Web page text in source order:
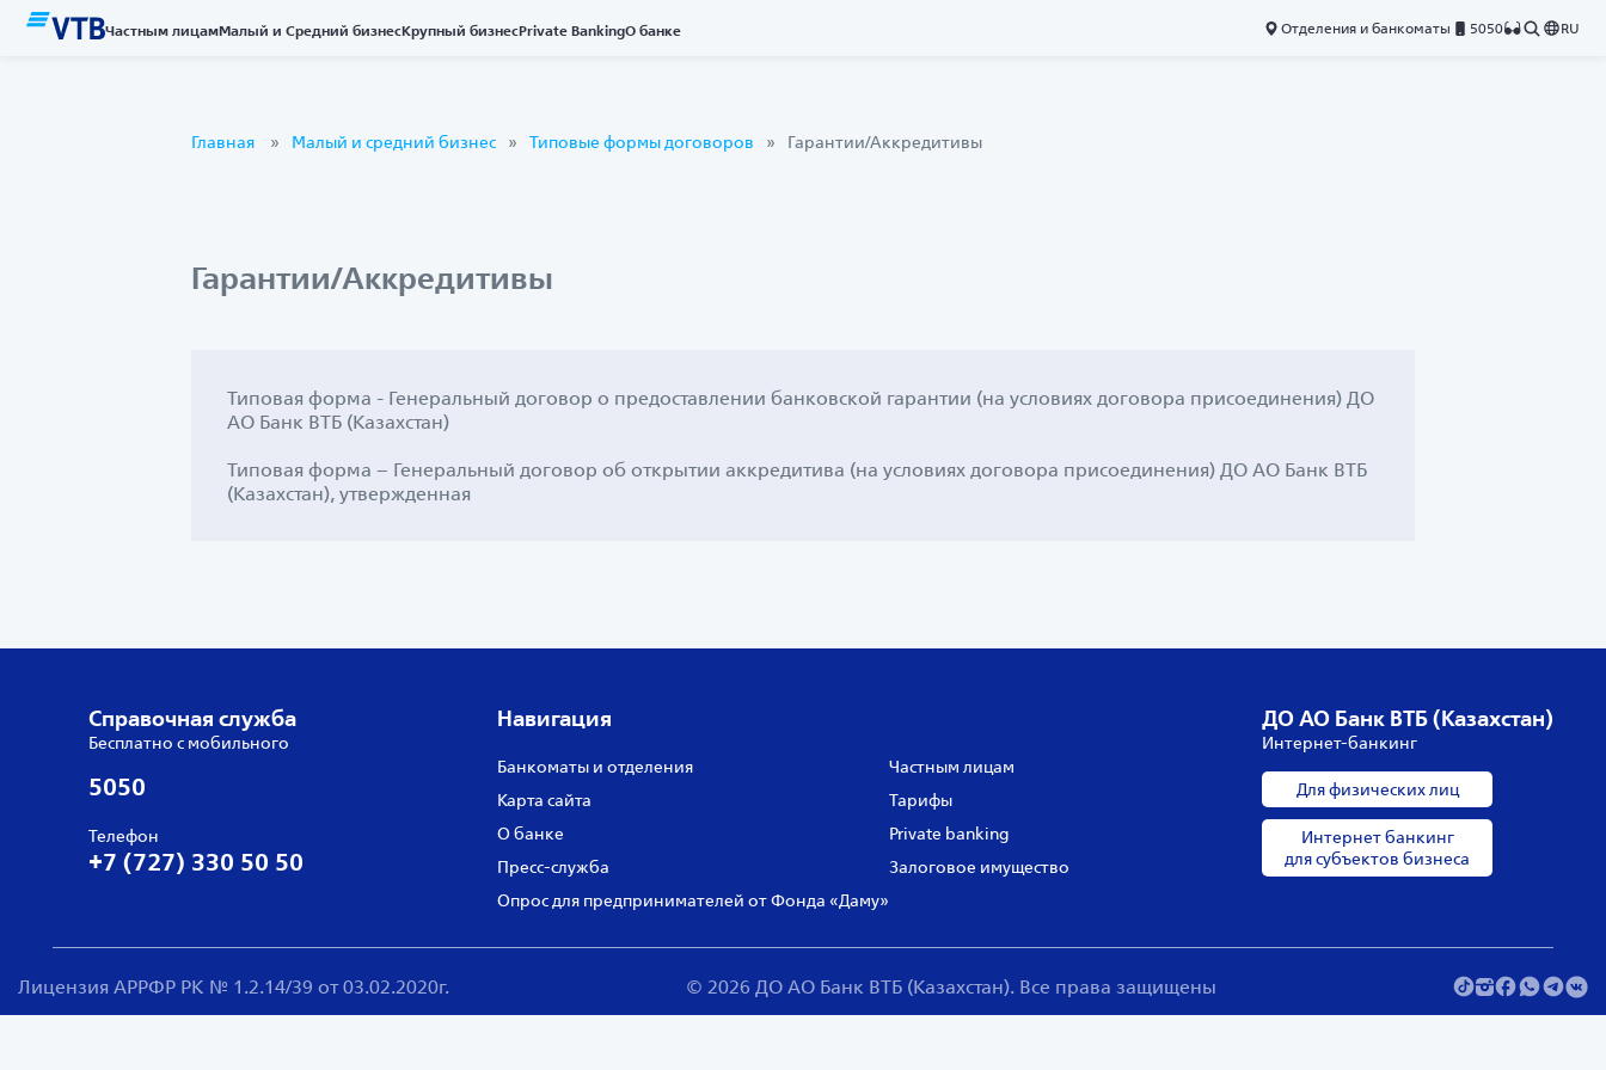
Частным лицамМалый и Средний бизнесКрупный бизнесPrivate BankingО банке Отделения и банкоматы 5050 RU
Главная Малый и средний бизнес Типовые формы договоров Гарантии/Аккредитивы
Гарантии/Аккредитивы
Типовая форма - Генеральный договор о предоставлении банковской гарантии (на условиях договора присоединения) ДО
АО Банк ВТБ (Казахстан)
Типовая форма – Генеральный договор об открытии аккредитива (на условиях договора присоединения) ДО АО Банк ВТБ
(Казахстан), утвержденная
Справочная служба
Бесплатно с мобильного
5050
Телефон
+7 (727) 330 50 50
Навигация
Банкоматы и отделения
Карта сайта
О банке
Пресс‑служба
Опрос для предпринимателей от Фонда «Даму»
Частным лицам
Тарифы
Private banking
Залоговое имущество
ДО АО Банк ВТБ (Казахстан)
Интернет-банкинг
Для физических лиц
Интернет банкинг
для субъектов бизнеса
Лицензия АРРФР РК № 1.2.14/39 от 03.02.2020г. © 2026 ДО АО Банк ВТБ (Казахстан). Все права защищены